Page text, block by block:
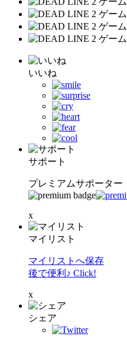
いいね
サポート
プレミアムサポーター
x
マイリスト
マイリストへ保存
後で便利♪ Click!
x
シェア